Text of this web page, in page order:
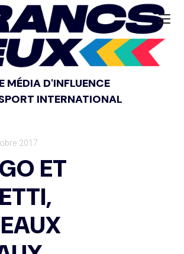
MÉDIA D'INFLUENCE
INTERNATIONAL
2017
ET